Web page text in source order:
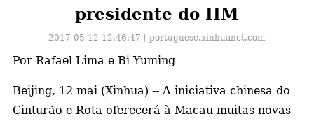
presidente do IIM
2017-05-12 12:46:47丨portuguese.xinhuanet.com
Por Rafael Lima e Bi Yuming
Beijing, 12 mai (Xinhua) -- A iniciativa chinesa do
Cinturão e Rota oferecerá à Macau muitas novas